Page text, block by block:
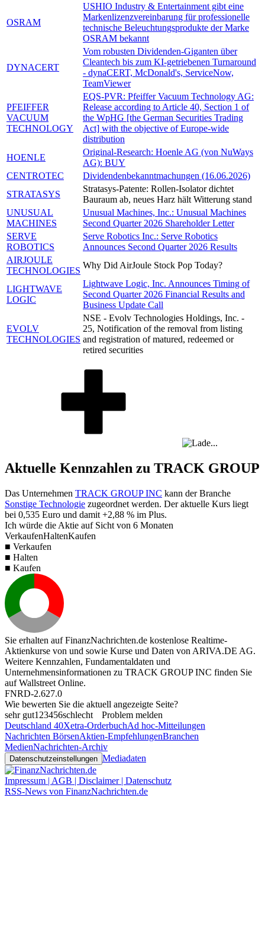
OSRAM
USHIO Industry & Entertainment gibt eine
Markenlizenzvereinbarung für professionelle
technische Beleuchtungsprodukte der Marke
OSRAM bekannt
DYNACERT
Vom robusten Dividenden-Giganten über
Cleantech bis zum KI-getriebenen Turnaround
- dynaCERT, McDonald's, ServiceNow,
TeamViewer
PFEIFFER
VACUUM
TECHNOLOGY
EQS-PVR: Pfeiffer Vacuum Technology AG:
Release according to Article 40, Section 1 of
the WpHG [the German Securities Trading
Act] with the objective of Europe-wide
distribution
HOENLE
Original-Research: Hoenle AG (von NuWays
AG): BUY
CENTROTEC
Dividendenbekanntmachungen (16.06.2026)
STRATASYS
Stratasys-Patente: Rollen-Isolator dichtet
Bauraum ab, neues Harz hält Witterung stand
UNUSUAL
MACHINES
Unusual Machines, Inc.: Unusual Machines
Second Quarter 2026 Shareholder Letter
SERVE
ROBOTICS
Serve Robotics Inc.: Serve Robotics
Announces Second Quarter 2026 Results
AIRJOULE
TECHNOLOGIES
Why Did AirJoule Stock Pop Today?
LIGHTWAVE
LOGIC
Lightwave Logic, Inc. Announces Timing of
Second Quarter 2026 Financial Results and
Business Update Call
EVOLV
TECHNOLOGIES
NSE - Evolv Technologies Holdings, Inc. -
25, Notification of the removal from listing
and registration of matured, redeemed or
retired securities
Aktuelle Kennzahlen zu TRACK GROUP
Das Unternehmen TRACK GROUP INC kann der Branche
Sonstige Technologie zugeordnet werden. Der aktuelle Kurs liegt
bei 0,535 Euro und damit +2,88 % im Plus.
Ich würde die Aktie auf Sicht von 6 Monaten
VerkaufenHaltenKaufen
■ Verkaufen
■ Halten
■ Kaufen
Sie erhalten auf FinanzNachrichten.de kostenlose Realtime-
Aktienkurse von und sowie Kurse und Daten von ARIVA.DE AG.
Weitere Kennzahlen, Fundamentaldaten und
Unternehmensinformationen zu TRACK GROUP INC finden Sie
aufWallstreet Online.
FNRD-2.627.0
Wie bewerten Sie die aktuell angezeigte Seite?
sehr gut1 23456schlecht
Problem melden
Deutschland 40Xetra-OrderbuchAd hoc-Mitteilungen
Nachrichten BörsenAktien-EmpfehlungenBranchen
MedienNachrichten-Archiv
Datenschutzeinstellungen Mediadaten
Impressum | AGB | Disclaimer | Datenschutz
RSS-News von FinanzNachrichten.de